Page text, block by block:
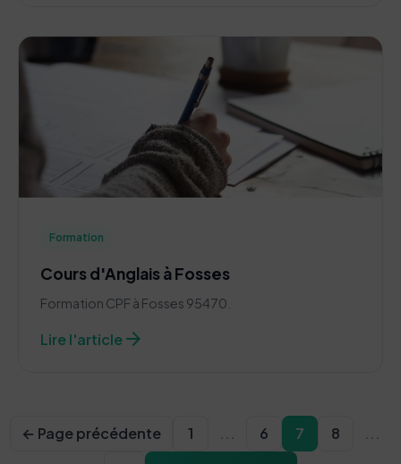
Formation
Cours d'Anglais à Fosses
Formation CPF à Fosses 95470.
Lire l'articlearrow_forward
← Page précédente 1 6 7 8